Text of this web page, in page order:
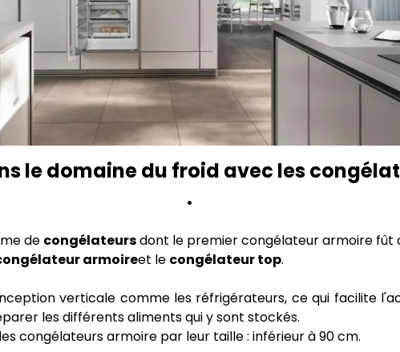
le domaine du froid avec les
.
de congélateursdont le premier congélateur armoire fût
armoireet le congélateur top.
verticale comme les réfrigérateurs, ce qui facilite
les différents aliments qui y sont stockés.
congélateurs armoire par leur taille : inférieur à 90 cm.